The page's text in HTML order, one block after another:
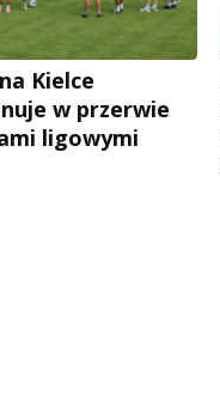
Kielce
w przerwie
ligowymi